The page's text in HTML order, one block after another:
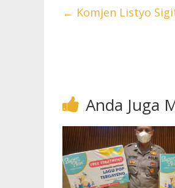
← Komjen Listyo
Anda Juga